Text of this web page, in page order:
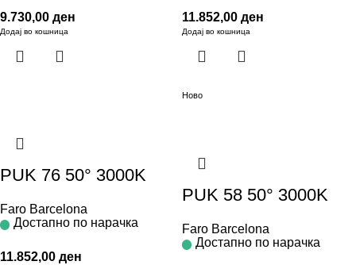
9.730,00 ден
Додај во кошница
11.852,00 ден
Додај во кошница
PUK 76 50° 3000K
Faro Barcelona
Достапно по нарачка
11.852,00 ден
Ново
PUK 58 50° 3000K
Faro Barcelona
Достапно по нарачка